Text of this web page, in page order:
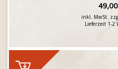
inkl. MwSt.
Lieferzeit 1-2